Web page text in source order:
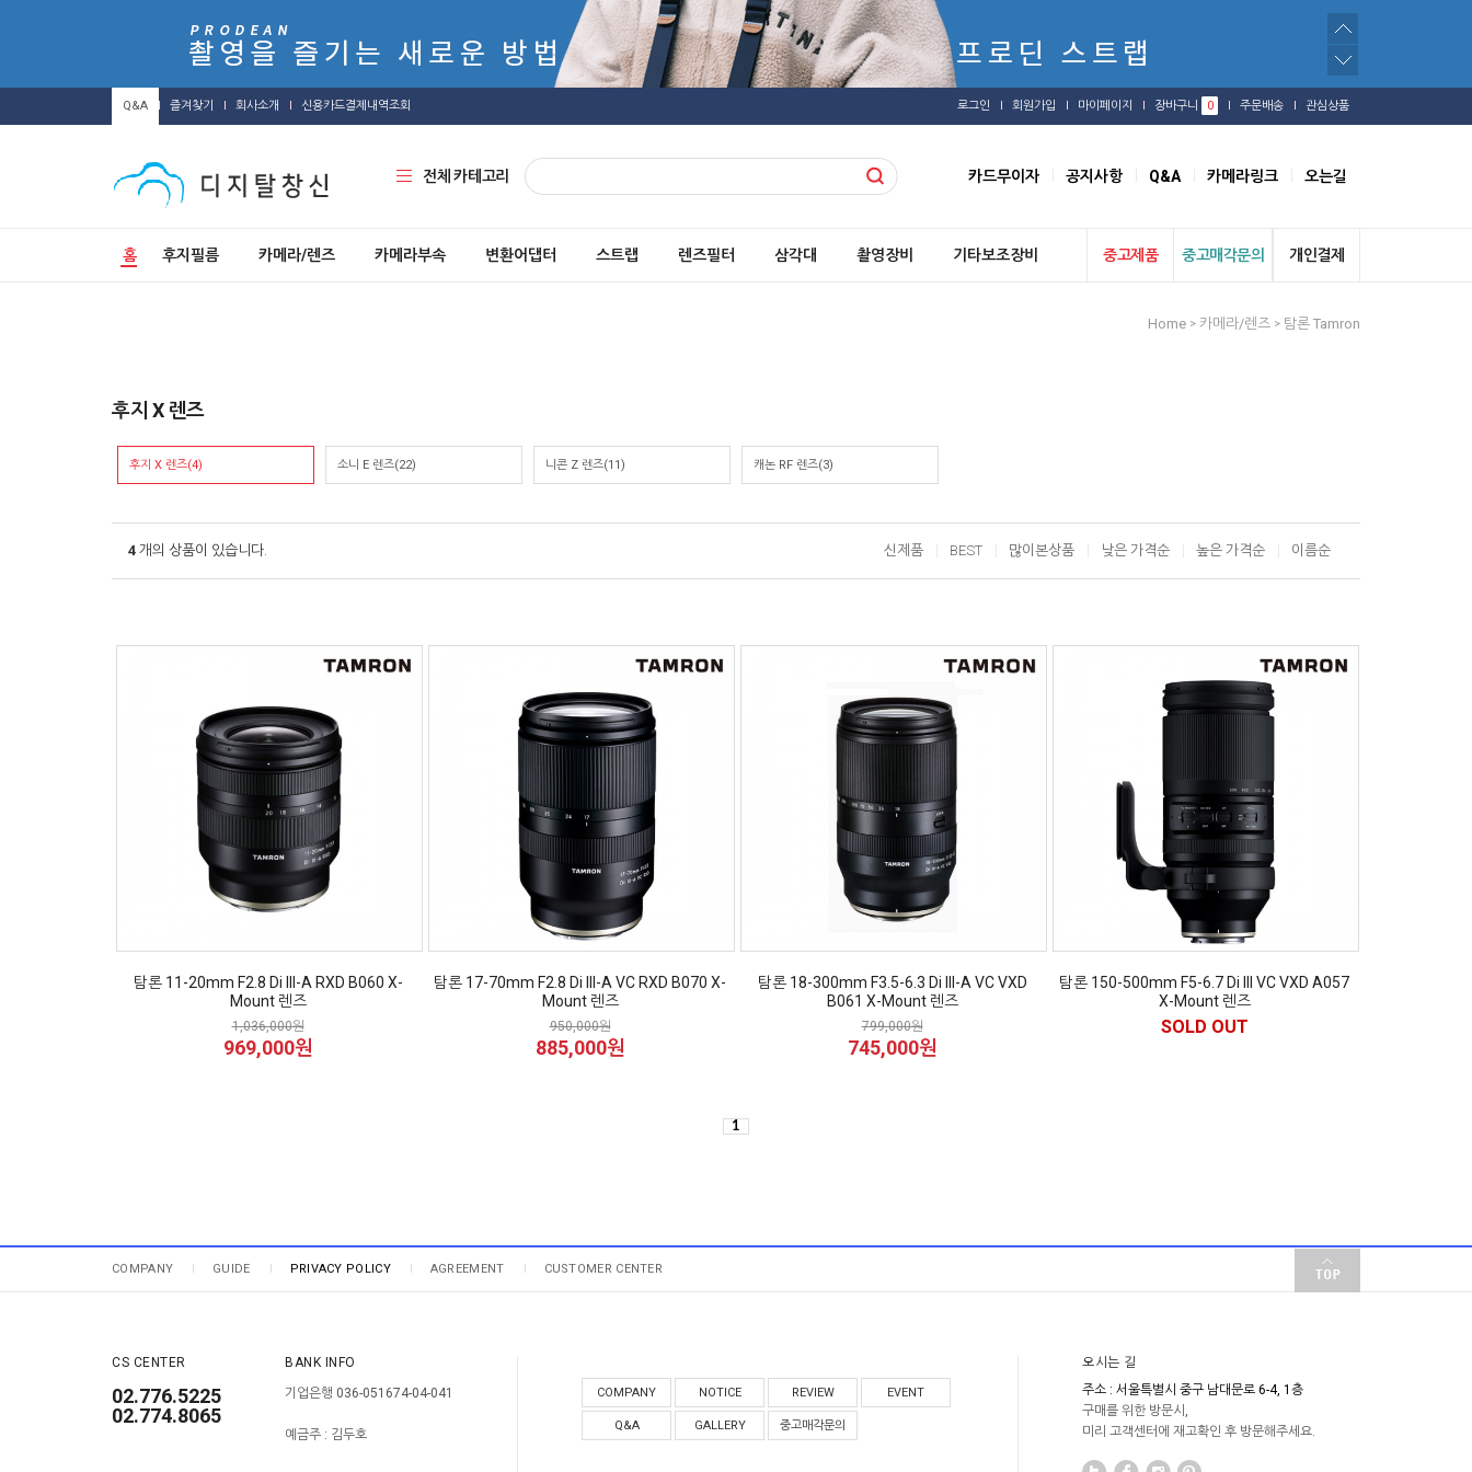
Q&A 즐겨찾기 회사소개 신용카드결제내역조회 로그인 회원가입 마이페이지 장바구니 0 주문배송 관심상품
전체 카테고리 카드무이자 공지사항 Q&A 카메라링크 오는길
홈 후지필름 카메라/렌즈 카메라부속 변환어댑터 스트랩 렌즈필터 삼각대 촬영장비 기타보조장비 중고제품 중고매각문의 개인결제
Home > 카메라/렌즈 > 탐론 Tamron
후지 X 렌즈
후지 X 렌즈(4) 소니 E 렌즈(22) 니콘 Z 렌즈(11) 캐논 RF 렌즈(3)
4 개의 상품이 있습니다. 신제품 BEST 많이본상품 낮은 가격순 높은 가격순 이름순
탐론 11-20mm F2.8 Di III-A RXD B060 X-
Mount 렌즈
1,036,000원
969,000원
탐론 17-70mm F2.8 Di III-A VC RXD B070 X-
Mount 렌즈
950,000원
885,000원
탐론 18-300mm F3.5-6.3 Di III-A VC VXD
B061 X-Mount 렌즈
799,000원
745,000원
탐론 150-500mm F5-6.7 Di III VC VXD A057
X-Mount 렌즈
SOLD OUT
1
COMPANY GUIDE PRIVACY POLICY AGREEMENT CUSTOMER CENTER
CS CENTER
02.776.5225
02.774.8065
BANK INFO
기업은행 036-051674-04-041
예금주 : 김두호
COMPANY NOTICE REVIEW EVENT
Q&A GALLERY 중고매각문의
오시는 길
주소 : 서울특별시 중구 남대문로 6-4, 1층
구매를 위한 방문시,
미리 고객센터에 재고확인 후 방문해주세요.